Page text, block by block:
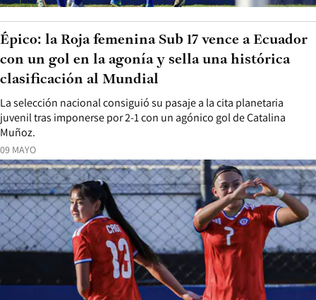
09 MAYO
La selección nacional consiguió su pasaje a la cita planetaria
juvenil tras imponerse por 2-1 con un agónico gol de Catalina
Muñoz.
Épico: la Roja femenina Sub 17 vence a Ecuador
con un gol en la agonía y sella una histórica
clasificación al Mundial